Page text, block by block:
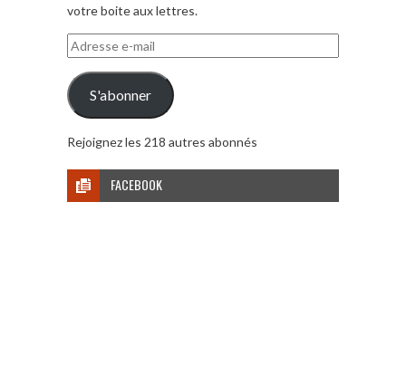
votre boite aux lettres.
Adresse
e-
mail
S'abonner
Rejoignez les 218 autres abonnés
FACEBOOK